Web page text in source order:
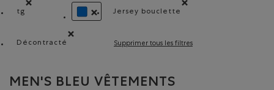
tg
Supprimer le filtre Classé selon Coupes : tg
Jersey bouclette
Décontracté
Supprimer tous les filtres
MEN'S BLEU VÊTEMENTS